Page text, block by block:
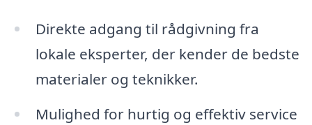
Direkte adgang til rådgivning fra
lokale eksperter, der kender de bedste
materialer og teknikker.
Mulighed for hurtig og effektiv service